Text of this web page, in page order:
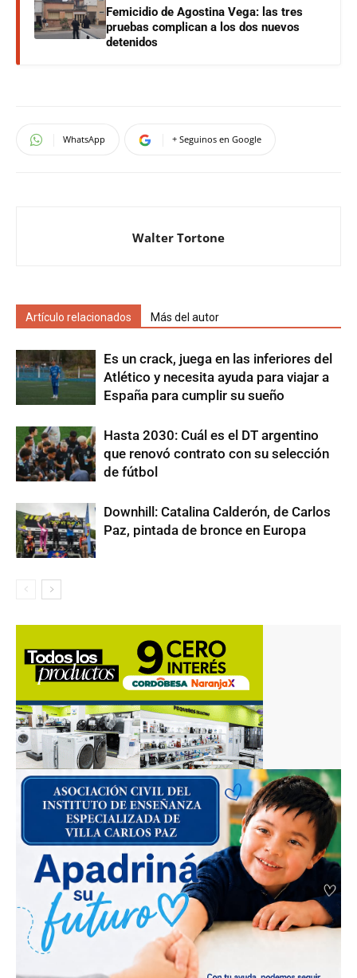
Femicidio de Agostina Vega: las tres
pruebas complican a los dos nuevos
detenidos
WhatsApp + Seguinos en Google
Walter Tortone
Artículo relacionados Más del autor
Es un crack, juega en las inferiores del
Atlético y necesita ayuda para viajar a
España para cumplir su sueño
Hasta 2030: Cuál es el DT argentino
que renovó contrato con su selección
de fútbol
Downhill: Catalina Calderón, de Carlos
Paz, pintada de bronce en Europa